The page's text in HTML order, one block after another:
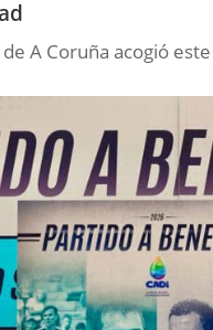
A Coruña acogió